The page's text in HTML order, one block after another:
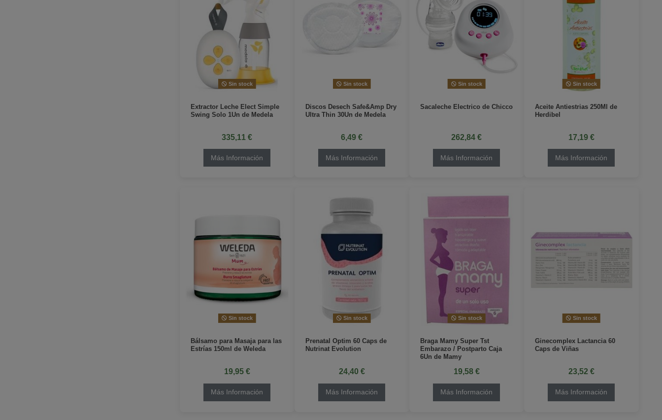
Sin stock
Extractor Leche Elect Simple
Swing Solo 1Un de Medela
335,11 €
Más Información
Sin stock
Discos Desech Safe&Amp Dry
Ultra Thin 30Un de Medela
6,49 €
Más Información
Sin stock
Sacaleche Electrico de Chicco
262,84 €
Más Información
Sin stock
Aceite Antiestrias 250Ml de
Herdibel
17,19 €
Más Información
Sin stock
Bálsamo para Masaja para las
Estrías 150ml de Weleda
19,95 €
Más Información
Sin stock
Prenatal Optim 60 Caps de
Nutrinat Evolution
24,40 €
Más Información
Sin stock
Braga Mamy Super Tst
Embarazo / Postparto Caja
6Un de Mamy
19,58 €
Más Información
Sin stock
Ginecomplex Lactancia 60
Caps de Viñas
23,52 €
Más Información